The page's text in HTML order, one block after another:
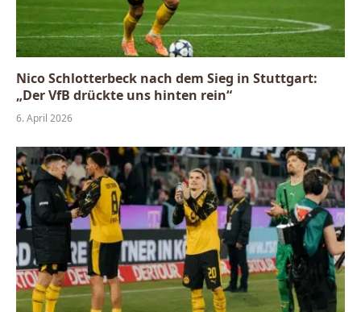
Nico Schlotterbeck nach dem Sieg in Stuttgart:
„Der VfB drückte uns hinten rein“
6. April 2026